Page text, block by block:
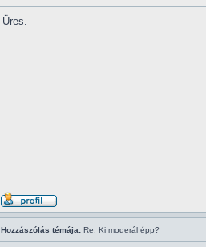
Üres.
Hozzászólás témája: Re: Ki moderál épp?